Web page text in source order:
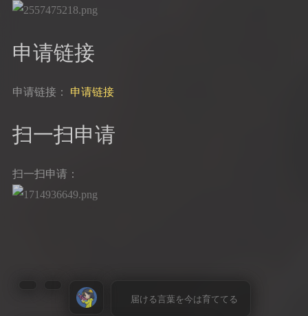
申请链接
申请链接： 申请链接
扫一扫申请
扫一扫申请：
届ける言葉を今は育ててる